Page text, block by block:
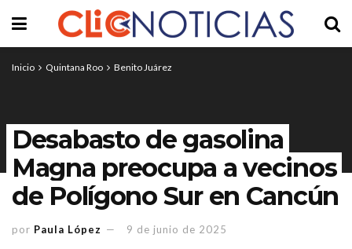
Inicio Quintana Roo Benito Juárez
Desabasto de gasolina
Magna preocupa a vecinos
de Polígono Sur en Cancún
por Paula López 9 de junio de 2025